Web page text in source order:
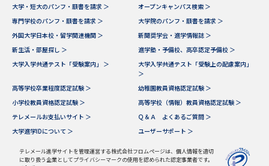
高等学校（情報）教員資格認定
試験
大学で学べる内容や特徴を調べる
新増設大学・学部・学科特集
国際・グローバルに強い大学特
集
大学・短大のパンフ・願書を請求 ＞
オープンキャンパス検索 ＞
専門学校のパンフ・願書を請求 ＞
大学院のパンフ・願書を請求 ＞
外国大学日本校・留学関連機関 ＞
新聞奨学会・進学情報誌 ＞
新生活・部屋探し ＞
進学塾・予備校、高卒認定予備校 ＞
大学入学共通テスト「受験案内」 ＞
大学入学共通テスト「受験上の配慮案内」
＞
高等学校卒業程度認定試験 ＞
幼稚園教員資格認定試験 ＞
小学校教員資格認定試験 ＞
高等学校（情報）教員資格認定試験 ＞
テレメールお支払いサイト ＞
Ｑ＆Ａ よくあるご質問 ＞
大学進学IDについて ＞
ユーザーサポート ＞
テレメール進学サイトを管理運営する株式会社フロムページは、個人情報を適切
に取り扱う企業としてプライバシーマークの使用を認められた認定事業者です。